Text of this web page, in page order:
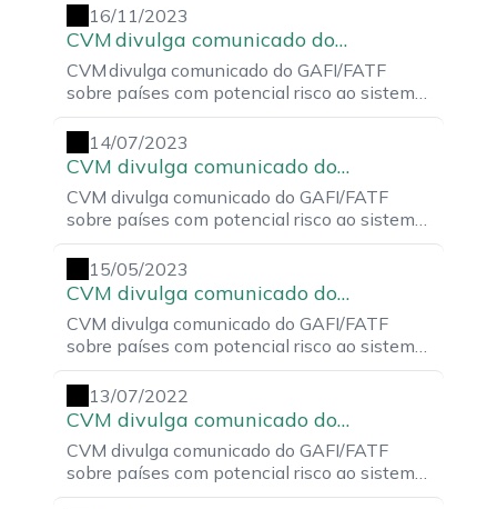
16/11/2023
CVM divulga comunicado do
GAFI/FATF sobre países com potencial
risco ao sistema financeiro
CVM divulga comunicado do GAFI/FATF
sobre países com potencial risco ao sistema
financeiro
14/07/2023
CVM divulga comunicado do
GAFI/FATF sobre países com potencial
risco ao sistema financeiro
CVM divulga comunicado do GAFI/FATF
sobre países com potencial risco ao sistema
financeiro
15/05/2023
CVM divulga comunicado do
GAFI/FATF sobre países com potencial
risco ao sistema financeiro
CVM divulga comunicado do GAFI/FATF
sobre países com potencial risco ao sistema
financeiro
13/07/2022
CVM divulga comunicado do
GAFI/FATF sobre países com potencial
risco ao sistema financeiro
CVM divulga comunicado do GAFI/FATF
sobre países com potencial risco ao sistema
financeiro